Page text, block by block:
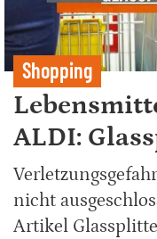
Shopping
ALDI:
nicht
Artikel